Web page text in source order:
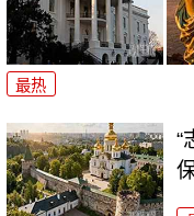
最热
“